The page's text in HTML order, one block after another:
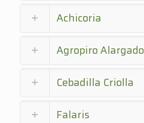
Achicoria
Agropiro Alargado
Cebadilla Criolla
Falaris